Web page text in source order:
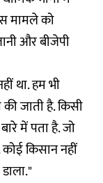
मामले को
और बीजेपी
था. हम भी
जाती है. किसी
में पता है. जो
किसान नहीं